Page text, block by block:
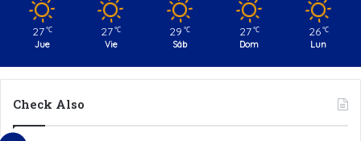
27 ℃
Jue
27 ℃
Vie
29 ℃
Sáb
27 ℃
Dom
26 ℃
Lun
Check Also